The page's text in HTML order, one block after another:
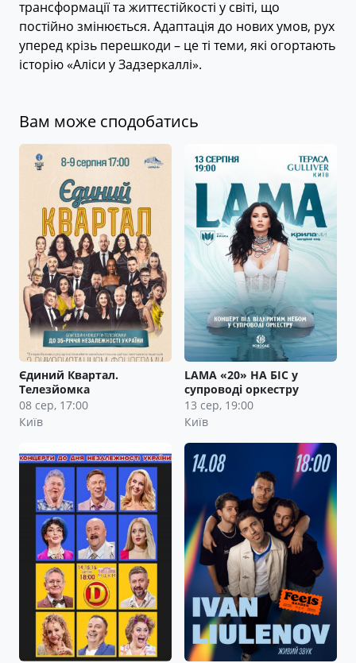
трансформації та життєстійкості у світі, що
постійно змінюється. Адаптація до нових умов, рух
уперед крізь перешкоди – це ті теми, які огортають
історію «Аліси у Задзеркаллі».
Вам може сподобатись
Єдиний Квартал.
Телезйомка
08 сер, 17:00
Київ
LAMA «20» НА БІС у
супроводі оркестру
13 сер, 19:00
Київ